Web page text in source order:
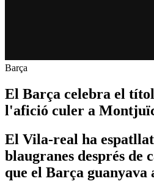
Barça
El Barça celebra el
l'afició culer a
El Vila-real ha
blaugranes després
que el Barça guanyava